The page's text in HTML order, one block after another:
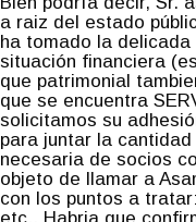
a raiz del estado
ha tomado la delicada
situación financiera
que patrimonial
que se encuentra
solicitamos su
para juntar la cantidad
necesaria de socios
objeto de llamar a
con los puntos a
etc.. Habria que